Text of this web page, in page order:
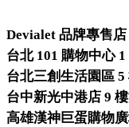
Devialet 品牌專售店
台北 101 購物中心 1
台北三創生活園區 5
台中新光中港店 9
高雄漢神巨蛋購物